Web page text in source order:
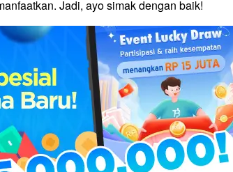
Jadi, ayo simak dengan baik!